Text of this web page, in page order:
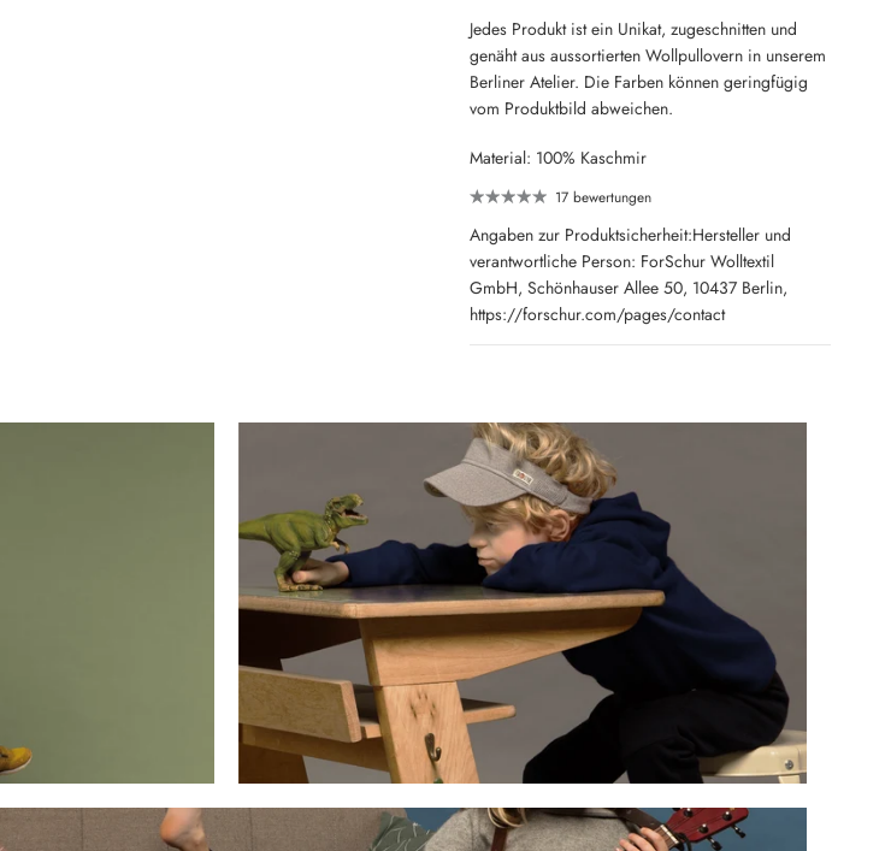
Jedes Produkt ist ein Unikat, zugeschnitten und
genäht aus aussortierten Wollpullovern in unserem
Berliner Atelier. Die Farben können geringfügig
vom Produktbild abweichen.
Material: 100% Kaschmir
17 bewertungen
Angaben zur Produktsicherheit:Hersteller und
verantwortliche Person: ForSchur Wolltextil
GmbH, Schönhauser Allee 50, 10437 Berlin,
https://forschur.com/pages/contact